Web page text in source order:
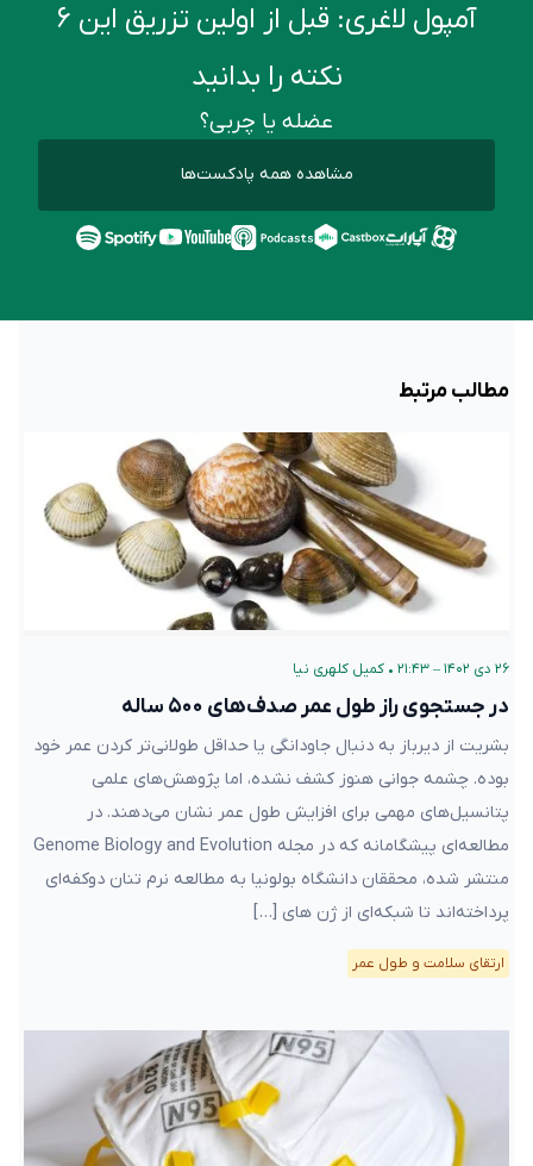
آمپول لاغری: قبل از اولین تزریق این ۶
نکته را بدانید
عضله یا چربی؟
مشاهده همه پادکست‌ها
مطالب مرتبط
۲۶ دی ۱۴۰۲ – ۲۱:۴۳ • کمیل کلهری نیا
در جستجوی راز طول عمر صدف‌های ۵۰۰ ساله
بشریت از دیرباز به دنبال جاودانگی یا حداقل طولانی‌تر کردن عمر خود
بوده. چشمه جوانی هنوز کشف نشده، اما پژوهش‌های علمی
پتانسیل‌های مهمی برای افزایش طول عمر نشان می‌دهند. در
مطالعه‌ای پیشگامانه که در مجله Genome Biology and Evolution
منتشر شده، محققان دانشگاه بولونیا به مطالعه نرم تنان دوکفه‌ای
پرداخته‌اند تا شبکه‌ای از ژن های […]
ارتقای سلامت و طول عمر